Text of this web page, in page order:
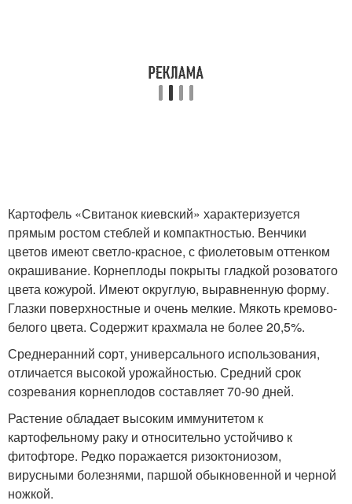
Картофель «Свитанок киевский» характеризуется
прямым ростом стеблей и компактностью. Венчики
цветов имеют светло-красное, с фиолетовым оттенком
окрашивание. Корнеплоды покрыты гладкой розоватого
цвета кожурой. Имеют округлую, выравненную форму.
Глазки поверхностные и очень мелкие. Мякоть кремово-
белого цвета. Содержит крахмала не более 20,5%.
Среднеранний сорт, универсального использования,
отличается высокой урожайностью. Средний срок
созревания корнеплодов составляет 70-90 дней.
Растение обладает высоким иммунитетом к
картофельному раку и относительно устойчиво к
фитофторе. Редко поражается ризоктониозом,
вирусными болезнями, паршой обыкновенной и черной
ножкой.